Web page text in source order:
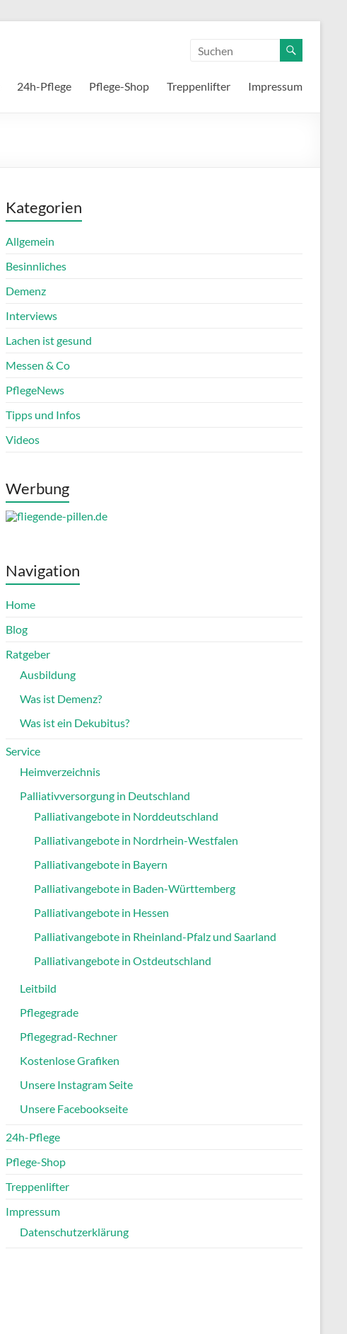
24h-Pflege Pflege-Shop Treppenlifter Impressum
Kategorien
Allgemein
Besinnliches
Demenz
Interviews
Lachen ist gesund
Messen & Co
PflegeNews
Tipps und Infos
Videos
Werbung
Navigation
Home
Blog
Ratgeber
Ausbildung
Was ist Demenz?
Was ist ein Dekubitus?
Service
Heimverzeichnis
Palliativversorgung in Deutschland
Palliativangebote in Norddeutschland
Palliativangebote in Nordrhein-Westfalen
Palliativangebote in Bayern
Palliativangebote in Baden-Württemberg
Palliativangebote in Hessen
Palliativangebote in Rheinland-Pfalz und Saarland
Palliativangebote in Ostdeutschland
Leitbild
Pflegegrade
Pflegegrad-Rechner
Kostenlose Grafiken
Unsere Instagram Seite
Unsere Facebookseite
24h-Pflege
Pflege-Shop
Treppenlifter
Impressum
Datenschutzerklärung